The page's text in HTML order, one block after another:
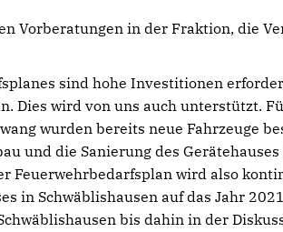
Vorberatungen in der Fraktion, die
sind hohe Investitionen
Dies wird von uns auch unterstützt.
wurden bereits neue Fahrzeuge
und die Sanierung des
Feuerwehrbedarfsplan wird also
in Schwäblishausen auf das Jahr
bis dahin in der